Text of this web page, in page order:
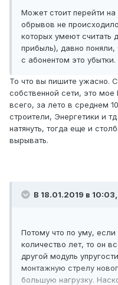
Может стоит перейти
обрывов не
которых умеют считать
прибыль), давно
с абонентом это убытки.
То что вы пишите ужасно.
собственной сети, это
всего, за лето в среднем
строители, Энергетики и
натянуть, тогда еще и
вырывать.
В 18.01.2019 в
Потому что по уму,
количество лет, то он
другой модуль
монтажную стрелу
большую нагрузку.